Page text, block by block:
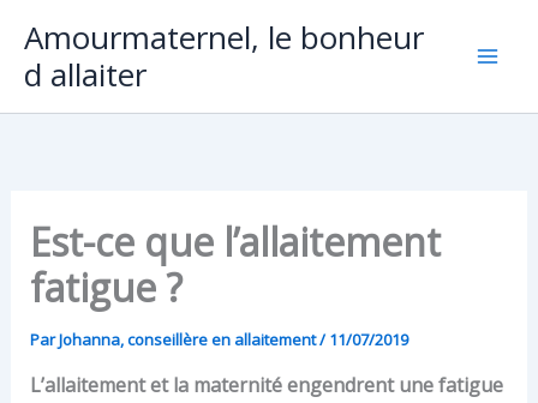
contenu
Amourmaternel, le bonheur
d allaiter
Est-ce que l’allaitement
fatigue ?
ParJohanna, conseillère en allaitement/11/07/2019
L’allaitement et la maternité engendrent une fatigue